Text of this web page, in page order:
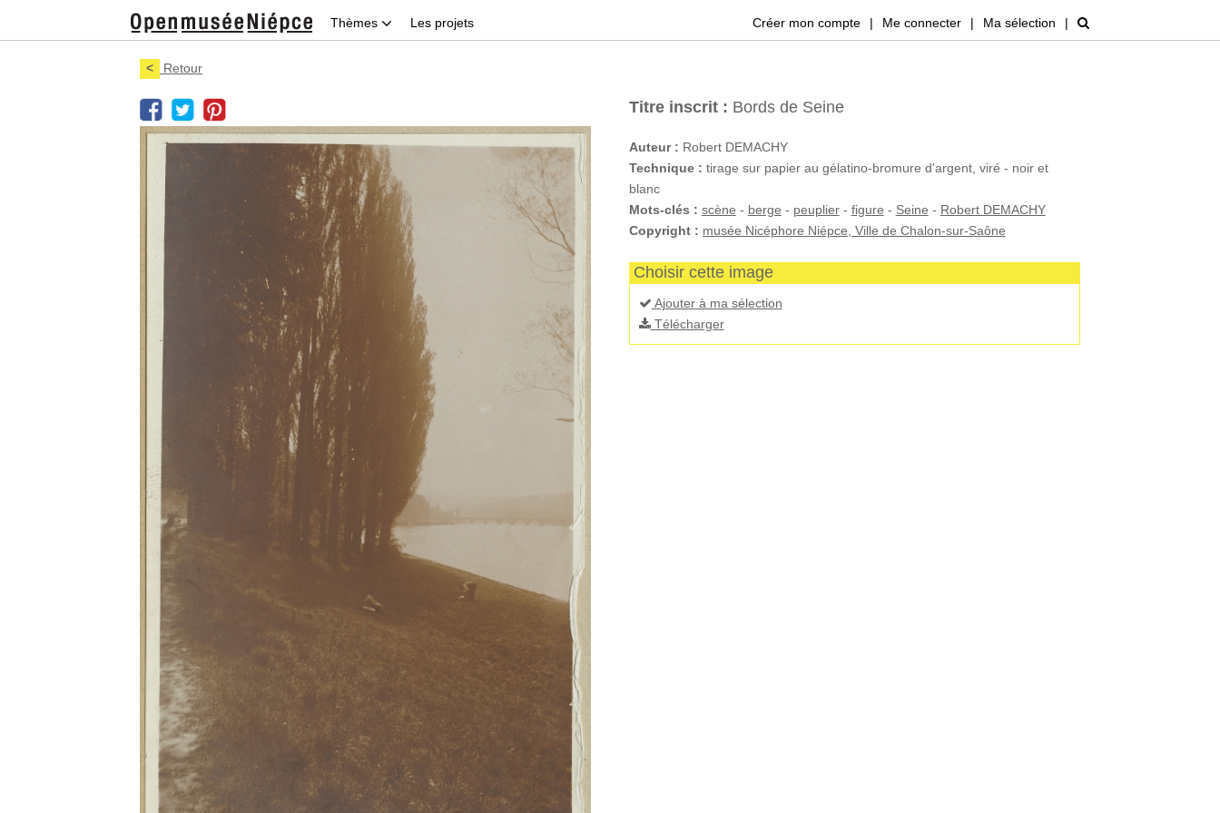
Thèmes Les projets Créer mon compte | Me connecter | Ma sélection |
< Retour
Titre inscrit : Bords de Seine
Auteur : Robert DEMACHY
Technique : tirage sur papier au gélatino-bromure d'argent, viré - noir et
blanc
Mots-clés : scène - berge - peuplier- figure - Seine - Robert DEMACHY
Copyright : musée Nicéphore Niépce, Ville de Chalon-sur-Saône
Choisir cette image
Ajouter à ma sélection
Télécharger